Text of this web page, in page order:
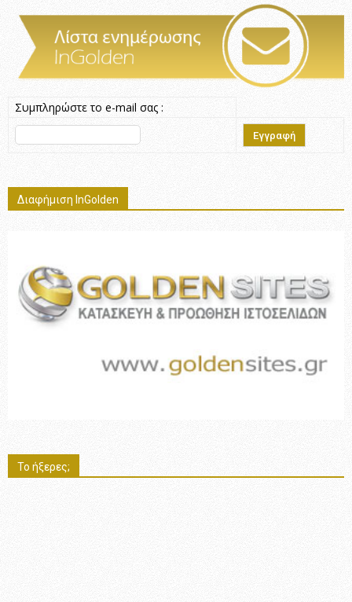
Συμπληρώστε το e-mail σας :
Διαφήμιση InGolden
Το ήξερες;